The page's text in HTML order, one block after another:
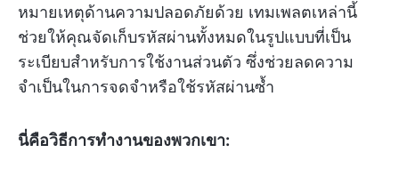
หมายเหตุด้านความปลอดภัยด้วย เทมเพลตเหล่านี้
ช่วยให้คุณจัดเก็บรหัสผ่านทั้งหมดในรูปแบบที่เป็น
ระเบียบสำหรับการใช้งานส่วนตัว ซึ่งช่วยลดความ
จำเป็นในการจดจำหรือใช้รหัสผ่านซ้ำ
นี่คือวิธีการทำงานของพวกเขา: